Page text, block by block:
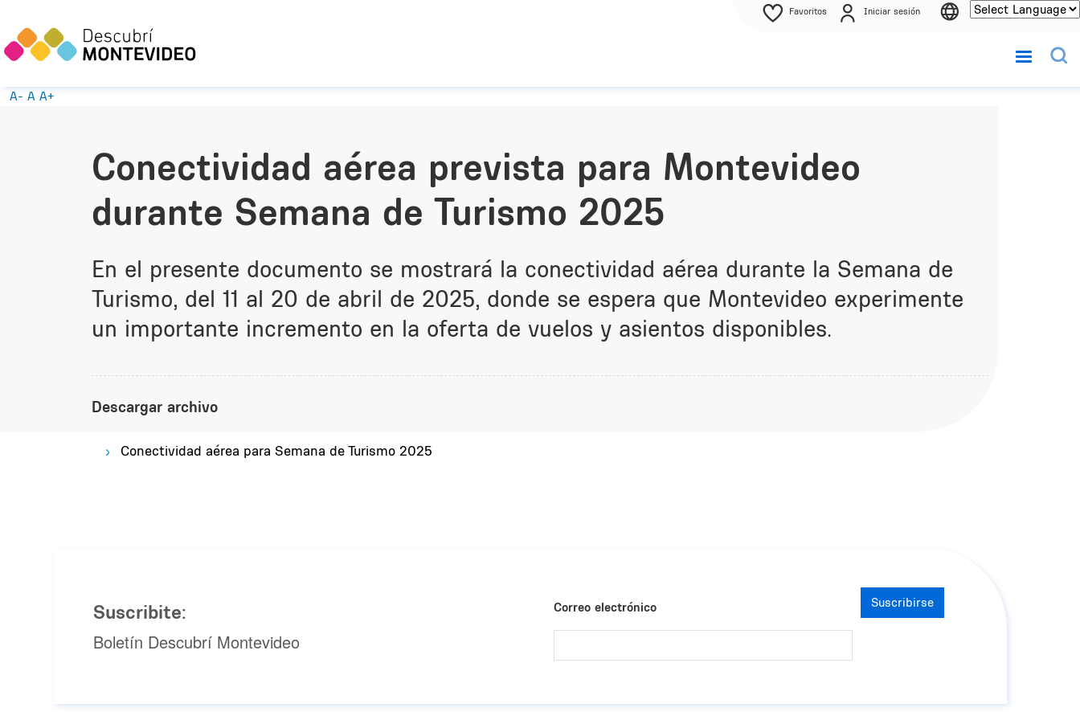
Favoritos Iniciar sesión
A- A A+
Conectividad aérea prevista para Montevideo
durante Semana de Turismo 2025
En el presente documento se mostrará la conectividad aérea durante la Semana de
Turismo, del 11 al 20 de abril de 2025, donde se espera que Montevideo experimente
un importante incremento en la oferta de vuelos y asientos disponibles.
Descargar archivo
Conectividad aérea para Semana de Turismo 2025
Suscribite:
Boletín Descubrí Montevideo
Correo electrónico Suscribirse